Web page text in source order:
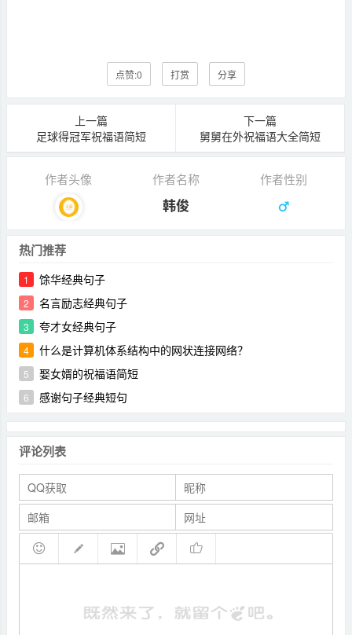
点赞:0 打赏 分享
上一篇
足球得冠军祝福语简短
下一篇
舅舅在外祝福语大全简短
作者头像 作者名称 作者性别
韩俊
热门推荐
1 馀华经典句子
2 名言励志经典句子
3 夸才女经典句子
4 什么是计算机体系结构中的网状连接网络？
5 娶女婿的祝福语简短
6 感谢句子经典短句
评论列表